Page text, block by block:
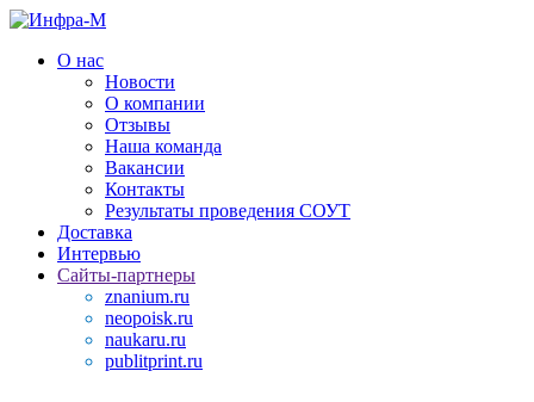
О нас
Новости
О компании
Отзывы
Наша команда
Вакансии
Контакты
Результаты проведения СОУТ
Доставка
Интервью
Сайты-партнеры
znanium.ru
neopoisk.ru
naukaru.ru
publitprint.ru